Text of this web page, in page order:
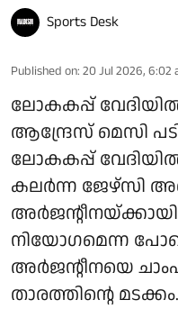
Sports Desk
Published on: 20 Jul 2026, 6:02
ലോകകപ്പ്
ആന്ദ്രേസ് മെസി
ലോകകപ്പ്
കലർന്ന ജേഴ്‌സി
അർജന്റീനയ്ക്കായി
നിയോഗമെന്ന
അർജന്റീനയെ
താരത്തിന്റെ